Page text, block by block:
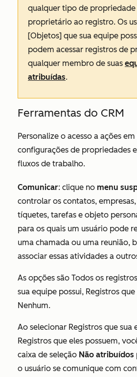
qualquer tipo de propriedade
proprietário ao registro. Os
[Objetos] que sua equipe
podem acessar registros de
qualquer membro de suas
atribuídas.
Ferramentas do CRM
Personalize o acesso a ações em
configurações de propriedades
fluxos de trabalho.
Comunicar: clique no menu
controlar os contatos,
tíquetes, tarefas e objeto
para os quais um usuário pode
uma chamada ou uma reunião,
associar essas atividades a
As opções são Todos os registros
sua equipe possui, Registros
Nenhum.
Ao selecionar Registros que sua
Registros que eles possuem,
caixa de seleção Não atribuídos
o usuário se comunique com